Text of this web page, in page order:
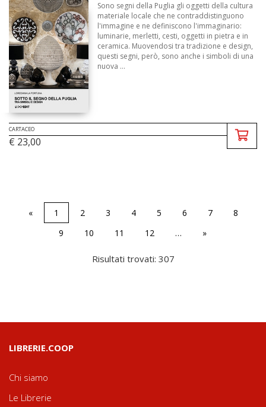
Sono segni della Puglia gli oggetti della cultura
materiale locale che ne contraddistinguono
l'immagine e ne definiscono l'immaginario:
luminarie, merletti, cesti, oggetti in pietra e in
ceramica. Muovendosi tra tradizione e design,
questi segni, però, sono anche i simboli di una
nuova ...
CARTACEO
€ 23,00
« 1 2 3 4 5 6 7
8
9
10 11 12 … »
Risultati trovati: 307
LIBRERIE.COOP
Chi siamo
Le Librerie